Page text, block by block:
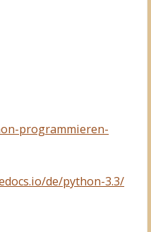
programmieren-
de/python-3.3/